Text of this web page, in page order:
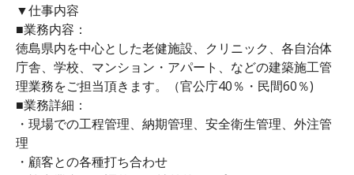
▼仕事内容
■業務内容：
徳島県内を中心とした老健施設、クリニック、各自治体
庁舎、学校、マンション・アパート、などの建築施工管
理業務をご担当頂きます。（官公庁40％・民間60％)
■業務詳細：
・現場での工程管理、納期管理、安全衛生管理、外注管
理
・顧客との各種打ち合わせ